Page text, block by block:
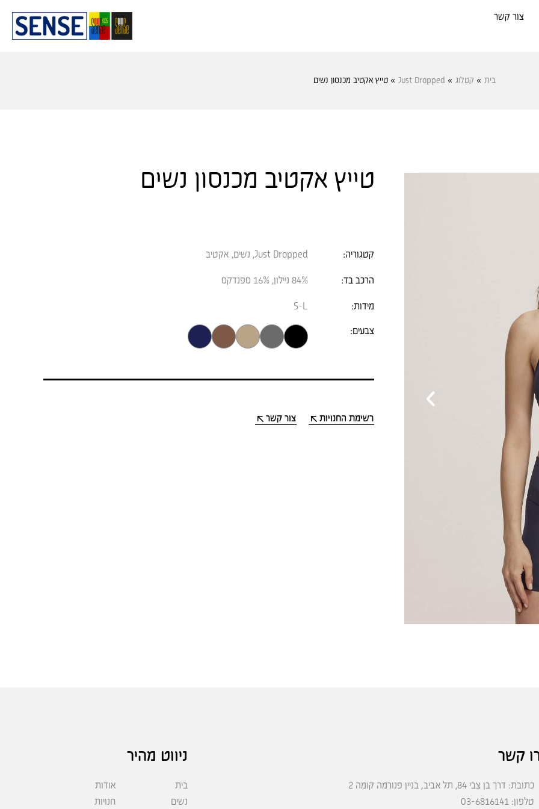
צור קשר
בית » קטלוג »
Just Dropped
»טייץ אקטיב מכנסון נשים
›
טייץ אקטיב מכנסון נשים
קטגוריה:
הרכב בד:
מידות:
Just Dropped
, נשים, אקטיב
84% ניילון, 16% ספנדקס
S-L
צבעים:
רשימת החנויות צור קשר
קשר
כתובת: דרך בן צבי 84, תל אביב, בניין פנורמה קומה 2
טלפון: 03-6816141
ניווט מהיר
בית
נשים
אודות
חנויות